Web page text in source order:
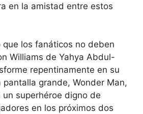
en la amistad entre estos
que los fanáticos no deben
Williams de Yahya Abdul-
repentinamente en su
grande, Wonder Man,
superhéroe digno de
en los próximos dos